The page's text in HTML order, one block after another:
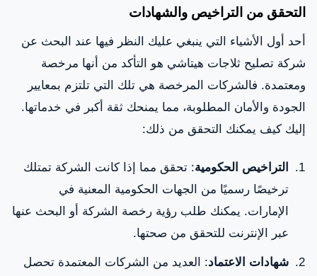
التحقق من التراخيص والشهادات
أحد أول الأشياء التي ينبغي عليك النظر فيها عند البحث عن
شركة تصليح ثلاجات هيتاشي هو التأكد من أنها مرخصة
ومعتمدة. فالشركات المرخصة هي تلك التي تلتزم بمعايير
الجودة والأمان المطلوبة، مما يمنحك ثقة أكبر في خدماتها.
إليك كيف يمكنك التحقق من ذلك:
التراخيص الحكومية: تحقق مما إذا كانت الشركة تمتلك
ترخيصًا رسميًا من الجهات الحكومية المعنية في
الإمارات. يمكنك طلب رؤية رخصة الشركة أو البحث عنها
عبر الإنترنت للتحقق من صحتها.
شهادات الاعتماد: العديد من الشركات المعتمدة تحصل